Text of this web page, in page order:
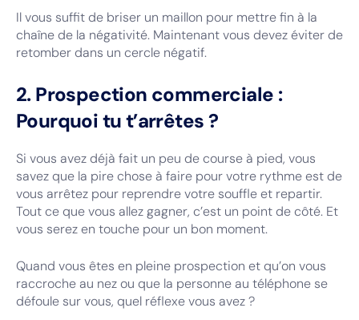
Il vous suffit de briser un maillon pour mettre fin à la
chaîne de la négativité. Maintenant vous devez éviter de
retomber dans un cercle négatif.
2. Prospection commerciale :
Pourquoi tu t’arrêtes ?
Si vous avez déjà fait un peu de course à pied, vous
savez que la pire chose à faire pour votre rythme est de
vous arrêtez pour reprendre votre souffle et repartir.
Tout ce que vous allez gagner, c’est un point de côté. Et
vous serez en touche pour un bon moment.
Quand vous êtes en pleine prospection et qu’on vous
raccroche au nez ou que la personne au téléphone se
défoule sur vous, quel réflexe vous avez ?